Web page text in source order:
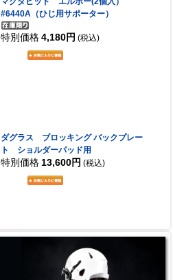
#6440A（ひじ用サポーター）
特別価格 4,180円 (税込)
ダグラス ブロッキング バックプレー
ト ショルダーパッド用
特別価格 13,600円 (税込)